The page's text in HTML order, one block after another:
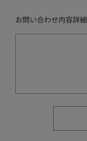
お問い合わせ内容詳細